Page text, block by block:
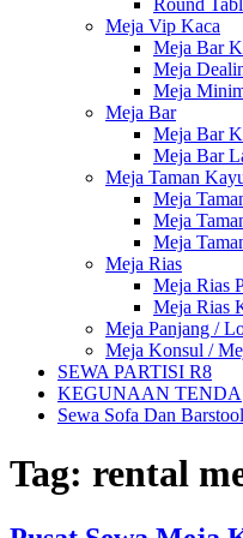
Round
Meja Vip Kaca
Meja Bar
Meja
Meja
Meja Bar
Meja Bar
Meja Bar
Meja Taman
Meja
Meja
Meja
Meja Rias
Meja Rias
Meja Rias
Meja Panjang /
Meja Konsul /
SEWA PARTISI R8
KEGUNAAN TENDA
Sewa Sofa Dan
Tag: rental